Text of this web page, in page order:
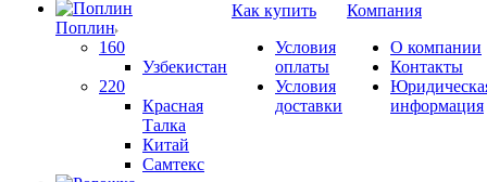
Поплин
160
Узбекистан
220
Красная
Талка
Китай
Самтекс
Как купить
Условия
оплаты
Условия
доставки
Компания
О компании
Контакты
информация